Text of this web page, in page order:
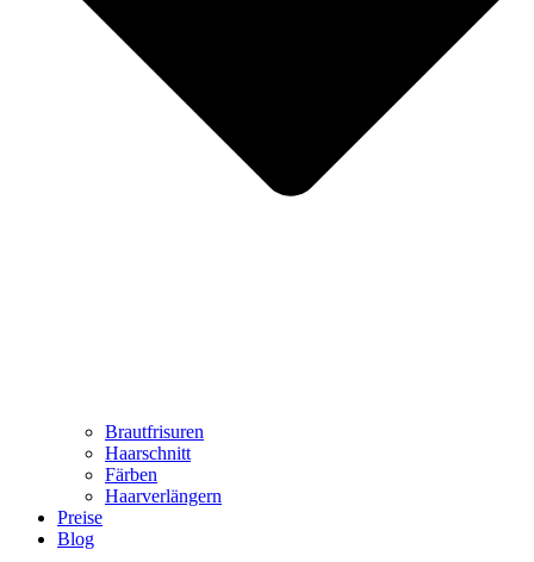
Brautfrisuren
Haarschnitt
Färben
Haarverlängern
Preise
Blog